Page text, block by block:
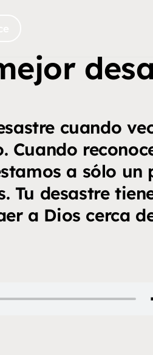
cuando
Cuando
a sólo un
Tu desastre
a Dios cerca